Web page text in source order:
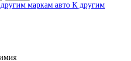
маркам авто К другим